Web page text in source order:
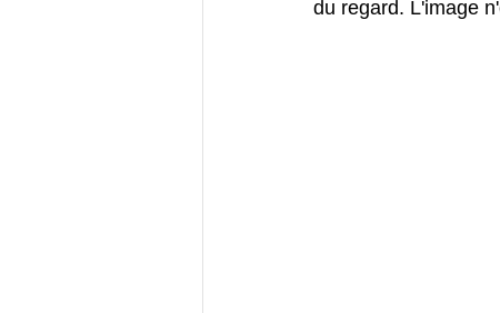
du regard. L'image